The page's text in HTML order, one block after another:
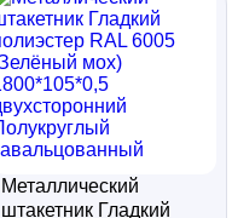
Металлический
штакетник Гладкий